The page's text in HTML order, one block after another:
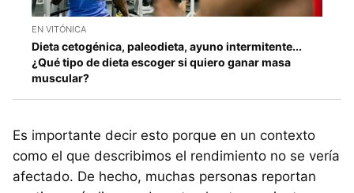
EN VITÓNICA
Dieta cetogénica, paleodieta, ayuno intermitente...
¿Qué tipo de dieta escoger si quiero ganar masa
muscular?
Es importante decir esto porque en un contexto
como el que describimos el rendimiento no se vería
afectado. De hecho, muchas personas reportan